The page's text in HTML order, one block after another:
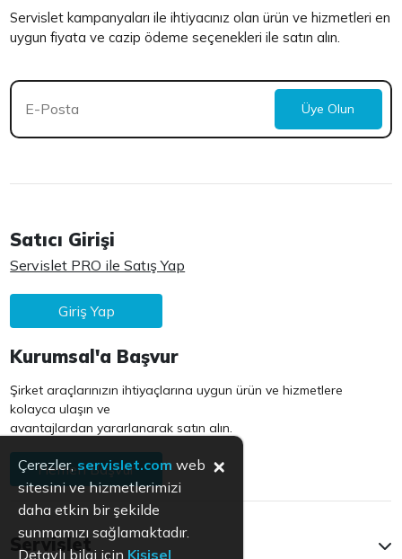
Servislet kampanyaları ile ihtiyacınız olan ürün ve hizmetleri en
uygun fiyata ve cazip ödeme seçenekleri ile satın alın.
Üye Olun
Satıcı Girişi
Servislet PRO ile Satış Yap
Giriş Yap
Kurumsal'a Başvur
Şirket araçlarınızın ihtiyaçlarına uygun ürün ve hizmetlere
kolayca ulaşın ve
avantajlardan yararlanarak satın alın.
Hemen Başvur
Servislet
Çerezler, servislet.com web
sitesini ve hizmetlerimizi
daha etkin bir şekilde
sunmamızı sağlamaktadır.
Detaylı bilgi için Kişisel
×